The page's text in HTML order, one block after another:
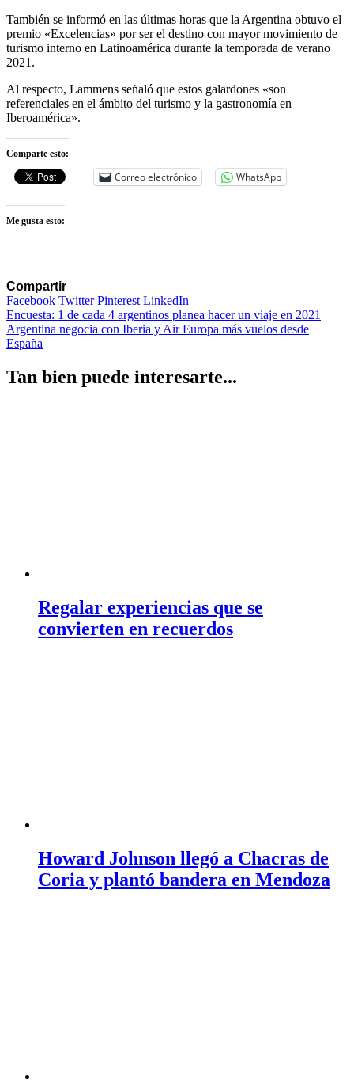
También se informó en las últimas horas que la Argentina obtuvo el
premio «Excelencias» por ser el destino con mayor movimiento de
turismo interno en Latinoamérica durante la temporada de verano
2021.
Al respecto, Lammens señaló que estos galardones «son
referenciales en el ámbito del turismo y la gastronomía en
Iberoamérica».
Comparte esto:
Correo electrónico WhatsApp
Me gusta esto:
Compartir
Facebook TwitterPinterest LinkedIn
Navegación
de
Encuesta: 1 de cada 4 argentinos planea hacer un viaje en 2021
Argentina negocia con Iberia y Air Europa más vuelos desde
España
Tan bien puede interesarte...
Regalar experiencias que se
convierten en recuerdos
Howard Johnson llegó a Chacras de
Coria y plantó bandera en Mendoza